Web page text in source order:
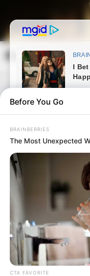
content
Magyarország
Before You Go
BRAINBERRIES
The Most Unexpected
CTA FAVORITE